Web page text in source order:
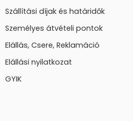
Szállítási díjak és határidők
Személyes átvételi pontok
Elállás, Csere, Reklamáció
Elállási nyilatkozat
GYIK